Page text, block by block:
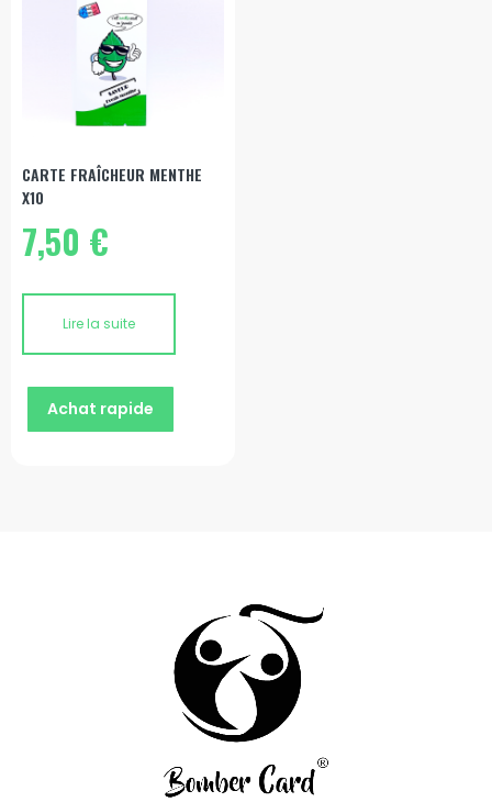
CARTE FRAÎCHEUR MENTHE
X10
7,50 €
Lire la suite
Achat rapide